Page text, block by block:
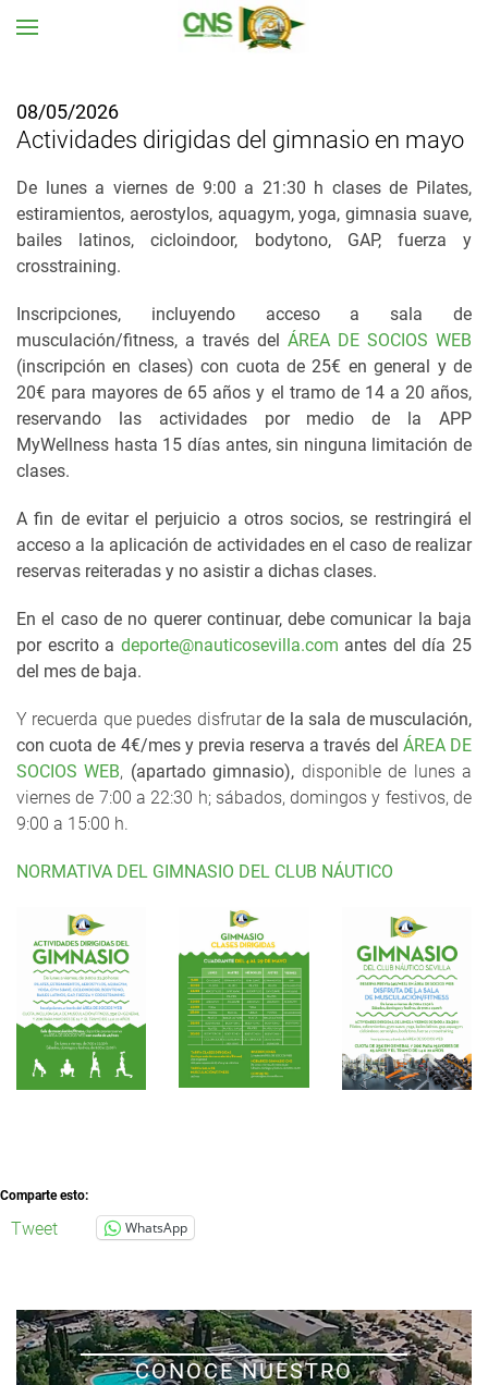
08/05/2026
Actividades dirigidas del gimnasio en mayo
De lunes a viernes de 9:00 a 21:30 h clases de Pilates,
estiramientos, aerostylos, aquagym, yoga, gimnasia suave,
bailes latinos, cicloindoor, bodytono, GAP, fuerza y
crosstraining.
Inscripciones, incluyendo acceso a sala de
musculación/fitness, a través del ÁREA DE SOCIOS WEB
(inscripción en clases) con cuota de 25€ en general y de
20€ para mayores de 65 años y el tramo de 14 a 20 años,
reservando las actividades por medio de la APP
MyWellness hasta 15 días antes, sin ninguna limitación de
clases.
A fin de evitar el perjuicio a otros socios, se restringirá el
acceso a la aplicación de actividades en el caso de realizar
reservas reiteradas y no asistir a dichas clases.
En el caso de no querer continuar, debe comunicar la baja
por escrito a deporte@nauticosevilla.com antes del día 25
del mes de baja.
Y recuerda que puedes disfrutarde la sala de musculación,
con cuota de 4€/mes y previa reserva a través del ÁREA DE
SOCIOS WEB, (apartado gimnasio), disponible de lunes a
viernes de 7:00 a 22:30 h; sábados, domingos y festivos, de
9:00 a 15:00 h.
NORMATIVA DEL GIMNASIO DEL CLUB NÁUTICO
Comparte esto:
Tweet WhatsApp
CONOCE NUESTRO